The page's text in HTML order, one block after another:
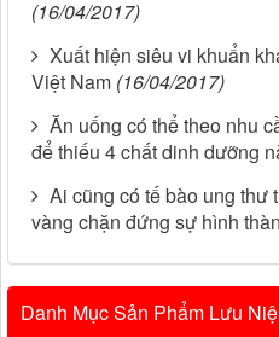
(16/04/2017)
Xuất hiện siêu vi khuẩn
Việt Nam (16/04/2017)
Ăn uống có thể theo nhu
để thiếu 4 chất dinh dưỡng
Ai cũng có tế bào ung thư
vàng chặn đứng sự hình
Danh Mục Sản Phẩm Lưu